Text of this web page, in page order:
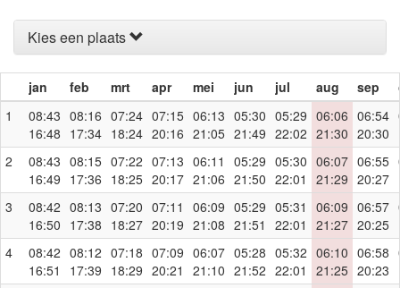
Kies een plaats
jan feb mrt apr mei jun jul aug sep
1
08:43
16:48
08:16
17:34
07:24
18:24
07:15
20:16
06:13
21:05
05:30
21:49
05:29
22:02
06:06
21:30
06:54
20:30
2
08:43
16:49
08:15
17:36
07:22
18:25
07:13
20:17
06:11
21:06
05:29
21:50
05:30
22:01
06:07
21:29
06:55
20:27
3
08:42
16:50
08:13
17:38
07:20
18:27
07:11
20:19
06:09
21:08
05:29
21:51
05:31
22:01
06:09
21:27
06:57
20:25
4
08:42
16:51
08:12
17:39
07:18
18:29
07:09
20:21
06:07
21:10
05:28
21:52
05:32
22:01
06:10
21:25
06:58
20:23